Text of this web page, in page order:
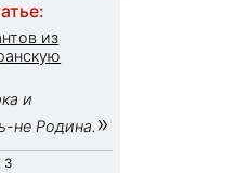
из
и
не Родина. »
3